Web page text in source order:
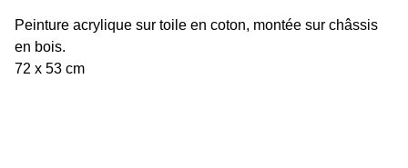
Peinture acrylique sur toile en coton, montée sur châssis
en bois.
72 x 53 cm